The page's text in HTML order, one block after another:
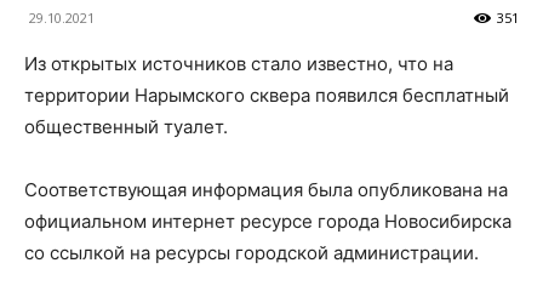
29.10.2021 351
Из открытых источников стало известно, что на
территории Нарымского сквера появился бесплатный
общественный туалет.
Соответствующая информация была опубликована на
официальном интернет ресурсе города Новосибирска
со ссылкой на ресурсы городской администрации.